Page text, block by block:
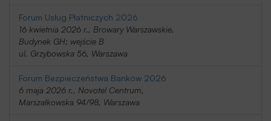
Forum Usług Płatniczych 2026
16 kwietnia 2026 r., Browary Warszawskie,
Budynek GH; wejście B
ul. Grzybowska 56, Warszawa
Forum Bezpieczeństwa Banków 2026
6 maja 2026 r., Novotel Centrum,
Marszałkowska 94/98, Warszawa